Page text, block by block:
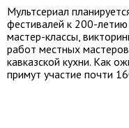
Мультсериал
фестивалей к 200-
мастер-классы,
работ местных
кавказской кухни. Как
примут участие почти